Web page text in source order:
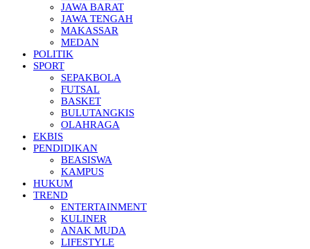
JAWA BARAT
JAWA TENGAH
MAKASSAR
MEDAN
POLITIK
SPORT
SEPAKBOLA
FUTSAL
BASKET
BULUTANGKIS
OLAHRAGA
EKBIS
PENDIDIKAN
BEASISWA
KAMPUS
HUKUM
TREND
ENTERTAINMENT
KULINER
ANAK MUDA
LIFESTYLE